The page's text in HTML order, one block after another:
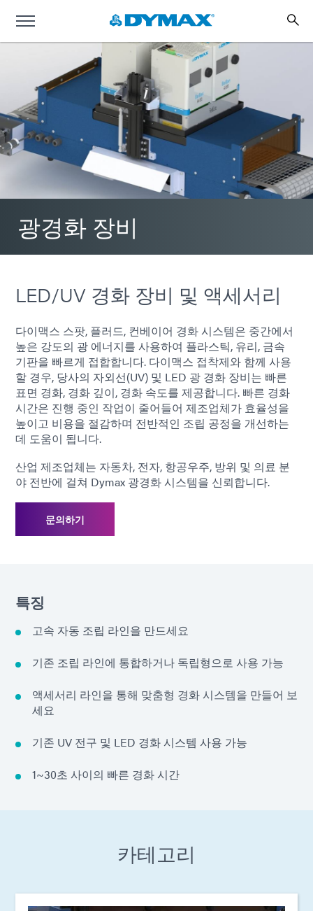
광경화 장비
LED/UV 경화 장비 및 액세서리
다이맥스 스팟, 플러드, 컨베이어 경화 시스템은 중간에서
높은 강도의 광 에너지를 사용하여 플라스틱, 유리, 금속
기판을 빠르게 접합합니다. 다이맥스 접착제와 함께 사용
할 경우, 당사의 자외선(UV) 및 LED 광 경화 장비는 빠른
표면 경화, 경화 깊이, 경화 속도를 제공합니다. 빠른 경화
시간은 진행 중인 작업이 줄어들어 제조업체가 효율성을
높이고 비용을 절감하며 전반적인 조립 공정을 개선하는
데 도움이 됩니다.
산업 제조업체는 자동차, 전자, 항공우주, 방위 및 의료 분
야 전반에 걸쳐 Dymax 광경화 시스템을 신뢰합니다.
문의하기
특징
고속 자동 조립 라인을 만드세요
기존 조립 라인에 통합하거나 독립형으로 사용 가능
액세서리 라인을 통해 맞춤형 경화 시스템을 만들어 보
세요
기존 UV 전구 및 LED 경화 시스템 사용 가능
1~30초 사이의 빠른 경화 시간
카테고리